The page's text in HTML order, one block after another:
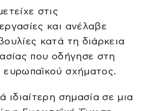
στις
και ανέλαβε
κατά τη διάρκεια
που οδήγησε στη
σχήματος.
ιδιαίτερη σημασία σε μια